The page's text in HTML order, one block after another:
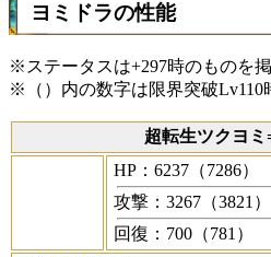
ヨミドラの性能
※ステータスは+297時のものを
※（）内の数字は限界突破Lv110
超転生ツクヨ
HP：6237（7286）
攻撃：3267（3821）
回復：700（781）